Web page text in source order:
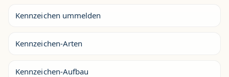
Kennzeichen ummelden
Kennzeichen-Arten
Kennzeichen-Aufbau